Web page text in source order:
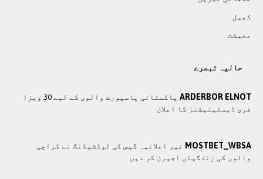
کھيل
معيشت
حالیہ تبصرے
ARDERBOR ELNOT
پاکستانی پاسپورٹ والوں کے لیے 30 ویزا
فری ڈیسٹینیشنز کا اعلان
MOSTBET_WBSA غیر اعلانیہ گیس کی لوڈشیڈنگ نے کراچی
والوں کی زندگیاں اجیرن کر دیں